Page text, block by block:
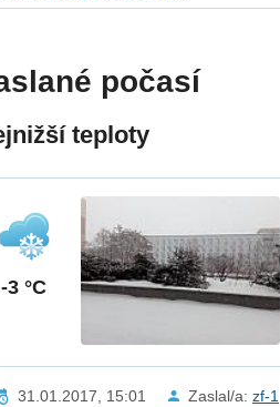
počasí
teploty
-3 °C
31.01.2017, 15:01 Zaslal/a:zf-1